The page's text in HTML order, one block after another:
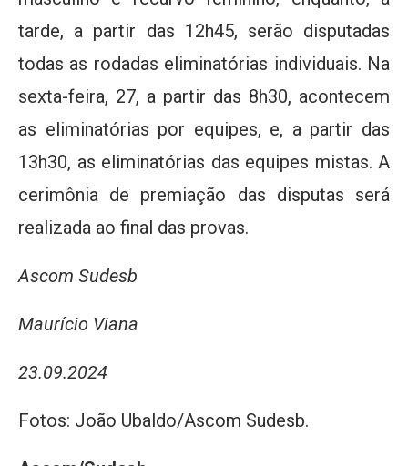
tarde, a partir das 12h45, serão disputadas
todas as rodadas eliminatórias individuais. Na
sexta-feira, 27, a partir das 8h30, acontecem
as eliminatórias por equipes, e, a partir das
13h30, as eliminatórias das equipes mistas. A
cerimônia de premiação das disputas será
realizada ao final das provas.
Ascom Sudesb
Maurício Viana
23.09.2024
Fotos: João Ubaldo/Ascom Sudesb.